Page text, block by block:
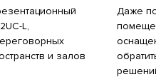
L,
и залов
Даже